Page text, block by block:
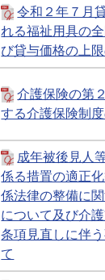
令和２年７月
れる福祉用具の
び貸与価格の上
介護保険の第
する介護保険制
成年被後見人
係る措置の適正
係法律の整備に
について及び介
条項見直しに伴
て